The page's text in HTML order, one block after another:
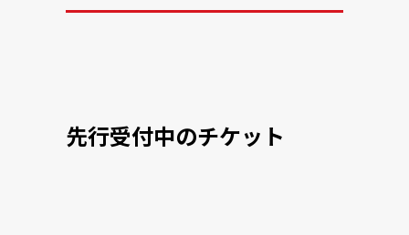
先行受付中のチケット